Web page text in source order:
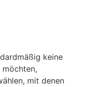
keine
möchten,
mit denen